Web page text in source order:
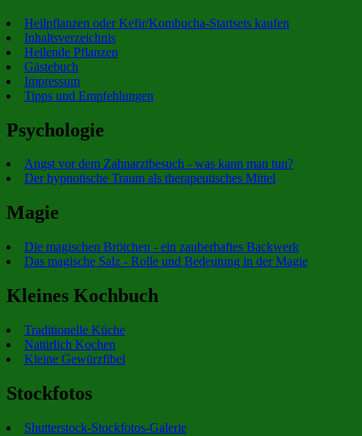
Heilpflanzen oder Kefir/Kombucha-Startsets kaufen
Inhaltsverzeichnis
Heilende Pflanzen
Gästebuch
Impressum
Tipps und Empfehlungen
Psychologie
Angst vor dem Zahnarztbesuch - was kann man tun?
Der hypnotische Traum als therapeutisches Mittel
Magie
Die magischen Brötchen - ein zauberhaftes Backwerk
Das magische Salz - Rolle und Bedeutung in der Magie
Kleines Kochbuch
Traditionelle Küche
Natürlich Kochen
Kleine Gewürzfibel
Stockfotos
Shutterstock-Stockfotos-Galerie